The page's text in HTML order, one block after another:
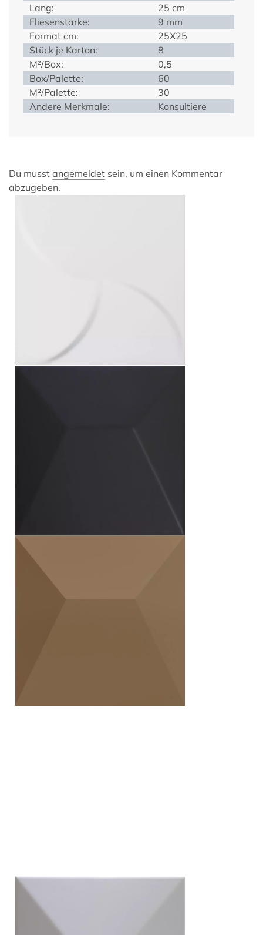
Lang:
25 cm
Fliesenstärke:
9 mm
Format cm:
25X25
Stück je Karton:
8
M²/Box:
0,5
Box/Palette:
60
M²/Palette:
30
Andere Merkmale:
Konsultiere
Du musst angemeldet sein, um einen Kommentar
abzugeben.